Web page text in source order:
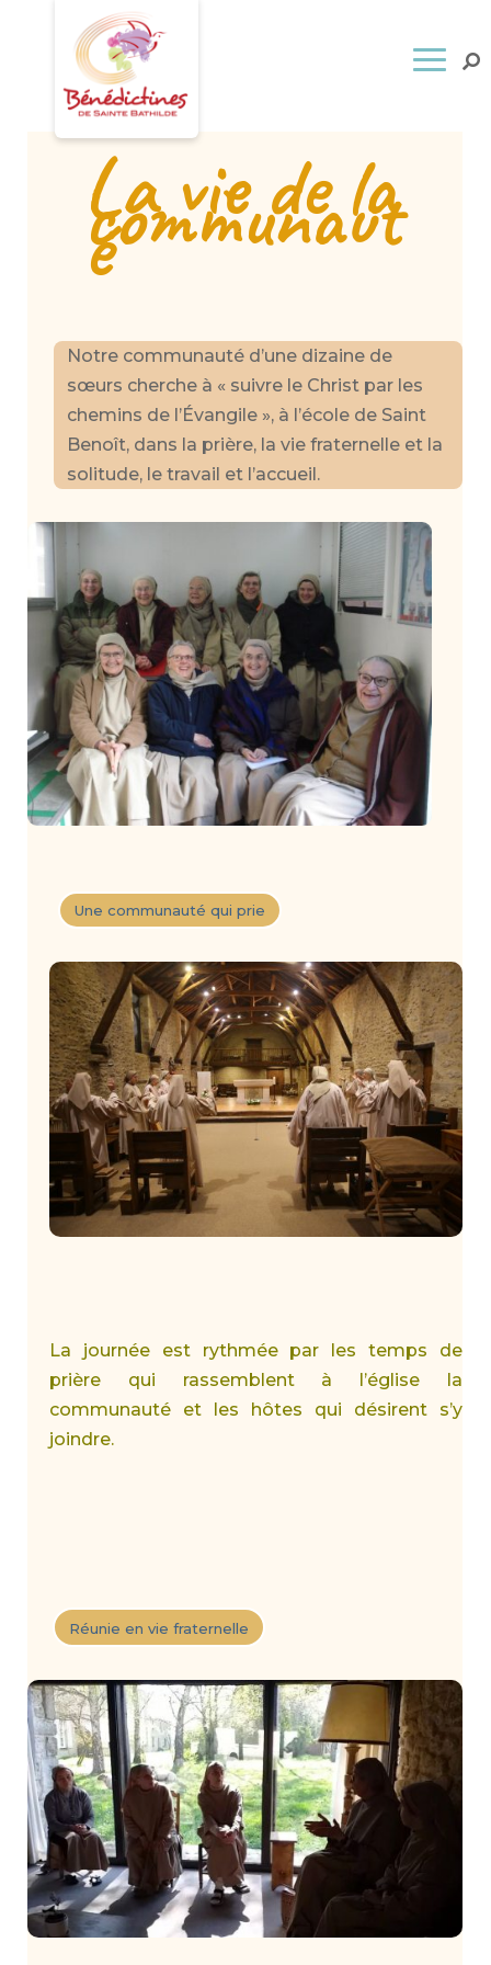
La vie de la
communaut
é
Notre communauté d’une dizaine de
sœurs cherche à « suivre le Christ par les
chemins de l’Évangile », à l’école de Saint
Benoît, dans la prière, la vie fraternelle et la
solitude, le travail et l’accueil.
Une communauté qui prie
La journée est rythmée par les temps de
prière qui rassemblent à l’église la
communauté et les hôtes qui désirent s’y
joindre.
Réunie en vie fraternelle